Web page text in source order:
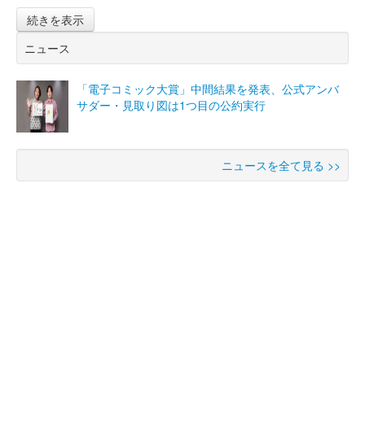
続きを表示
ニュース
「電子コミック大賞」中間結果を発表、公式アンバ
サダー・見取り図は1つ目の公約実行
ニュースを全て見る >>